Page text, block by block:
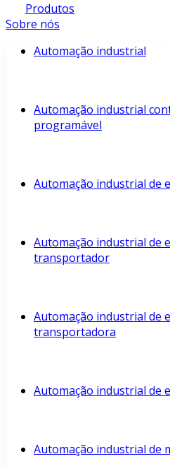
Produtos
Sobre nós
Automação industrial
Automação industrial
programável
Automação industrial de
Automação industrial de
transportador
Automação industrial de
transportadora
Automação industrial de
Automação industrial de